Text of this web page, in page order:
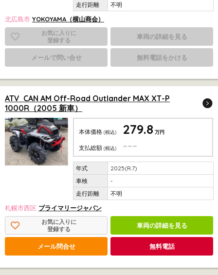
不明
北広島市 YOKOYAMA（横山商会）
お気に入りに
登録する
車両の詳細を見る
メールで問い合せ 無料電話をかける
ATV CAN AM Off-Road Outlander MAX XT-P
1000R（2005 新車）
本体価格 (税込) 279.8 万円
支払総額 (税込) ---
2025(R.7)
-
不明
札幌市西区 プライマリージャパン
お気に入りに
登録する
車両の詳細を見る
メール問合せ 無料電話